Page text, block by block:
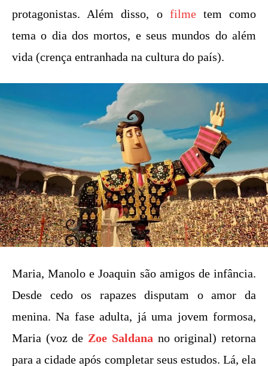
protagonistas. Além disso, o filmetem como
tema o dia dos mortos, e seus mundos do além
vida (crença entranhada na cultura do país).
Maria, Manolo e Joaquin são amigos de infância.
Desde cedo os rapazes disputam o amor da
menina. Na fase adulta, já uma jovem formosa,
Maria (voz de Zoe Saldanano original) retorna
para a cidade após completar seus estudos. Lá, ela